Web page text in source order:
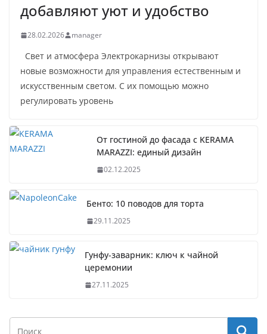
добавляют уют и удобство
28.02.2026 manager
Свет и атмосфера Электрокарнизы открывают
новые возможности для управления естественным и
искусственным светом. С их помощью можно
регулировать уровень
От гостиной до фасада с KERAMA
MARAZZI: единый дизайн
02.12.2025
Бенто: 10 поводов для торта
29.11.2025
Гунфу-заварник: ключ к чайной
церемонии
27.11.2025